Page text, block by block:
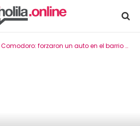
Comodoro: forzaron un auto en el barrio San Cayetano y cayeron cuando escapaban con la batería y el auxilio